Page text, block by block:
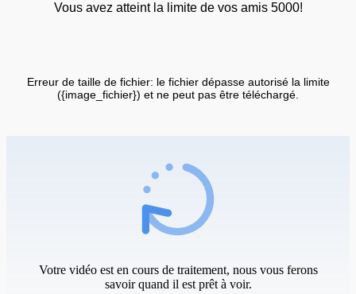
Vous avez atteint la limite de vos amis 5000!
Erreur de taille de fichier: le fichier dépasse autorisé la limite
({image_fichier}) et ne peut pas être téléchargé.
Votre vidéo est en cours de traitement, nous vous ferons
savoir quand il est prêt à voir.